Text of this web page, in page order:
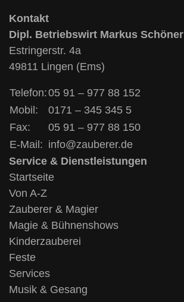
Kontakt
Dipl. Betriebswirt Markus Schöner
Estringerstr. 4a
49811 Lingen (Ems)
Telefon:05 91 – 977 88 152
Mobil:
0171 – 345 345 5
Fax:
05 91 – 977 88 150
E-Mail: info@zauberer.de
Service & Dienstleistungen
Startseite
Von A-Z
Zauberer & Magier
Magie & Bühnenshows
Kinderzauberei
Feste
Services
Musik & Gesang